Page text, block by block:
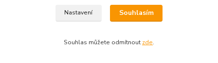
Elektrický sporák s troubou Tecnoinox 700
Nastavení Souhlasím
Souhlas můžete odmítnout zde.